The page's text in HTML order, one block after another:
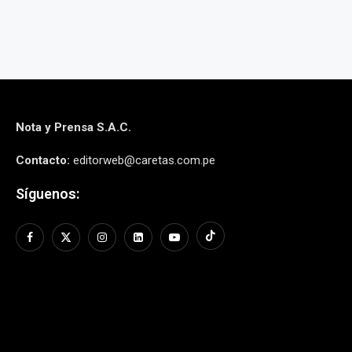
Nota y Prensa S.A.C.
Contacto: editorweb@caretas.com.pe
Síguenos: